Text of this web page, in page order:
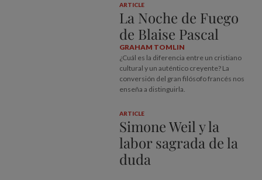
ARTICLE
La Noche de Fuego
de Blaise Pascal
GRAHAM TOMLIN
¿Cuál es la diferencia entre un cristiano
cultural y un auténtico creyente? La
conversión del gran filósofo francés nos
enseña a distinguirla.
ARTICLE
Simone Weil y la
labor sagrada de la
duda